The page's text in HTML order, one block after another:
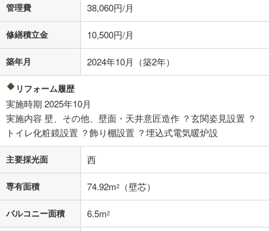
管理費 38,060円/月
修繕積立金 10,500円/月
築年月 2024年10月（築2年）
リフォーム履歴
実施時期 2025年10月
実施内容 壁、その他、壁面・天井意匠造作 ？玄関姿見設置 ？
トイレ化粧鏡設置 ？飾り棚設置 ？埋込式電気暖炉設
主要採光面 西
専有面積 74.92m2 （壁芯）
バルコニー面積 6.5m2